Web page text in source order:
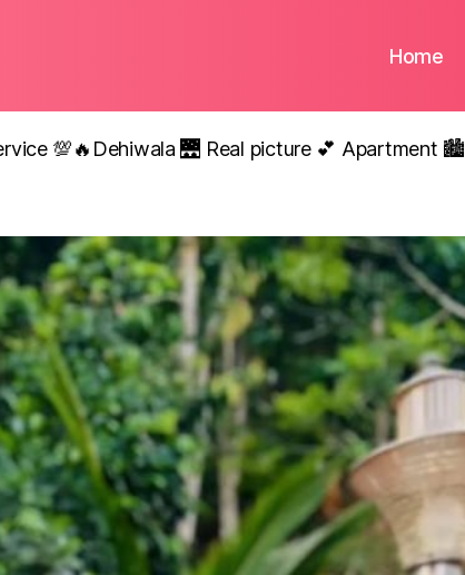
Home
💯🔥Dehiwala 🌉 Real picture 💕 Apartment 🏙️